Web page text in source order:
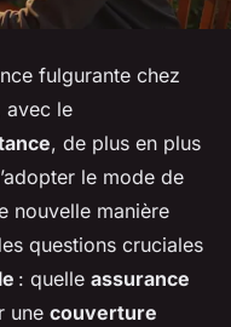
fulgurante chez
avec le
, de plus en plus
le mode de
nouvelle manière
questions cruciales
: quelle assurance
une couverture